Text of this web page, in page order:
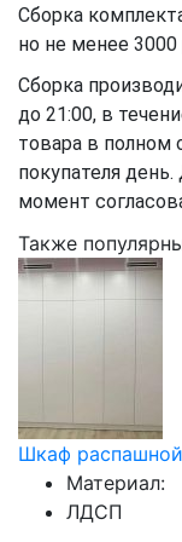
Сборка
но не менее 3000
Сборка
до 21:00, в
товара в полном
покупателя
момент
Также
Шкаф
Материал:
ЛДСП